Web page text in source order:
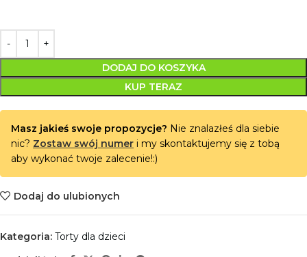
DODAJ DO KOSZYKA
KUP TERAZ
Masz jakieś swoje propozycje? Nie znalazłeś dla siebie
nic? Zostaw swój numer i my skontaktujemy się z tobą
aby wykonać twoje zalecenie!:)
Dodaj do ulubionych
Kategoria: Torty dla dzieci